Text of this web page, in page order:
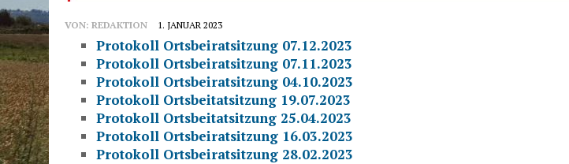
VON: REDAKTION 1. JANUAR 2023
Protokoll Ortsbeiratsitzung 07.12.2023
Protokoll Ortsbeiratsitzung 07.11.2023
Protokoll Ortsbeiratsitzung 04.10.2023
Protokoll Ortsbeitatsitzung 19.07.2023
Protokoll Ortsbeitatsitzung 25.04.2023
Protokoll Ortsbeiratsitzung 16.03.2023
Protokoll Ortsbeiratsitzung 28.02.2023